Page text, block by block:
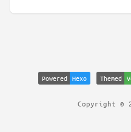
Powered Hexo Themed
Copyright ©